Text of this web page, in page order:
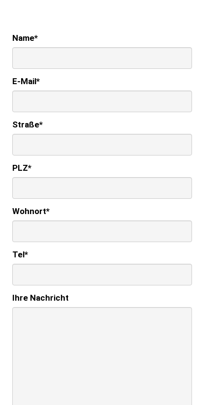
Name*
E-Mail*
Straße*
PLZ*
Wohnort*
Tel*
Ihre Nachricht